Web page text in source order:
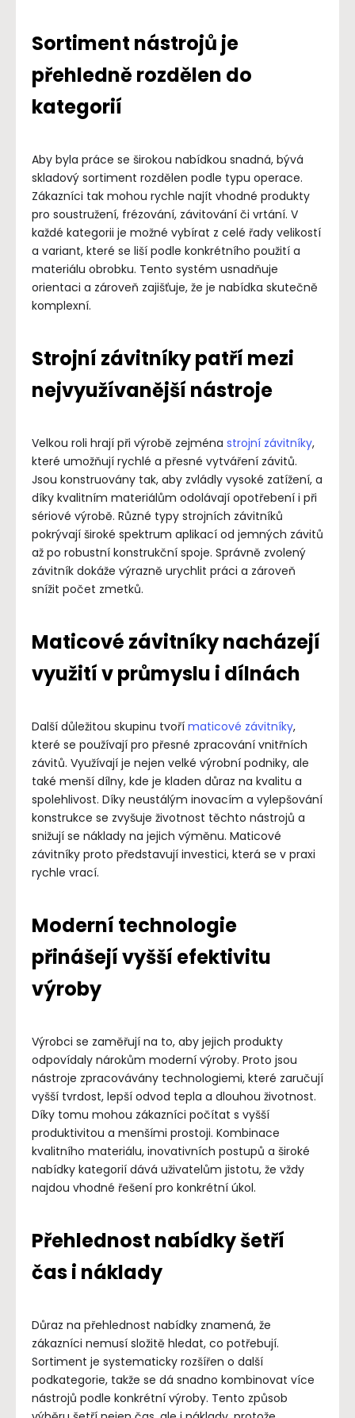
Sortiment nástrojů je
přehledně rozdělen do
kategorií
Aby byla práce se širokou nabídkou snadná, bývá
skladový sortiment rozdělen podle typu operace.
Zákazníci tak mohou rychle najít vhodné produkty
pro soustružení, frézování, závitování či vrtání. V
každé kategorii je možné vybírat z celé řady velikostí
a variant, které se liší podle konkrétního použití a
materiálu obrobku. Tento systém usnadňuje
orientaci a zároveň zajišťuje, že je nabídka skutečně
komplexní.
Strojní závitníky patří mezi
nejvyužívanější nástroje
Velkou roli hrají při výrobě zejména strojní závitníky,
které umožňují rychlé a přesné vytváření závitů.
Jsou konstruovány tak, aby zvládly vysoké zatížení, a
díky kvalitním materiálům odolávají opotřebení i při
sériové výrobě. Různé typy strojních závitníků
pokrývají široké spektrum aplikací od jemných závitů
až po robustní konstrukční spoje. Správně zvolený
závitník dokáže výrazně urychlit práci a zároveň
snížit počet zmetků.
Maticové závitníky nacházejí
využití v průmyslu i dílnách
Další důležitou skupinu tvoří maticové závitníky,
které se používají pro přesné zpracování vnitřních
závitů. Využívají je nejen velké výrobní podniky, ale
také menší dílny, kde je kladen důraz na kvalitu a
spolehlivost. Díky neustálým inovacím a vylepšování
konstrukce se zvyšuje životnost těchto nástrojů a
snižují se náklady na jejich výměnu. Maticové
závitníky proto představují investici, která se v praxi
rychle vrací.
Moderní technologie
přinášejí vyšší efektivitu
výroby
Výrobci se zaměřují na to, aby jejich produkty
odpovídaly nárokům moderní výroby. Proto jsou
nástroje zpracovávány technologiemi, které zaručují
vyšší tvrdost, lepší odvod tepla a dlouhou životnost.
Díky tomu mohou zákazníci počítat s vyšší
produktivitou a menšími prostoji. Kombinace
kvalitního materiálu, inovativních postupů a široké
nabídky kategorií dává uživatelům jistotu, že vždy
najdou vhodné řešení pro konkrétní úkol.
Přehlednost nabídky šetří
čas i náklady
Důraz na přehlednost nabídky znamená, že
zákazníci nemusí složitě hledat, co potřebují.
Sortiment je systematicky rozšířen o další
podkategorie, takže se dá snadno kombinovat více
nástrojů podle konkrétní výroby. Tento způsob